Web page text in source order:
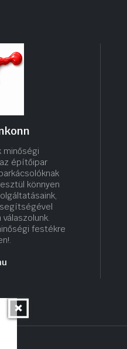
minőségi
építőipar
könnyen
festékre